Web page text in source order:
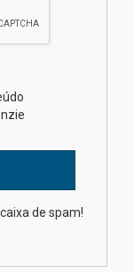
investir
além da
de spam!